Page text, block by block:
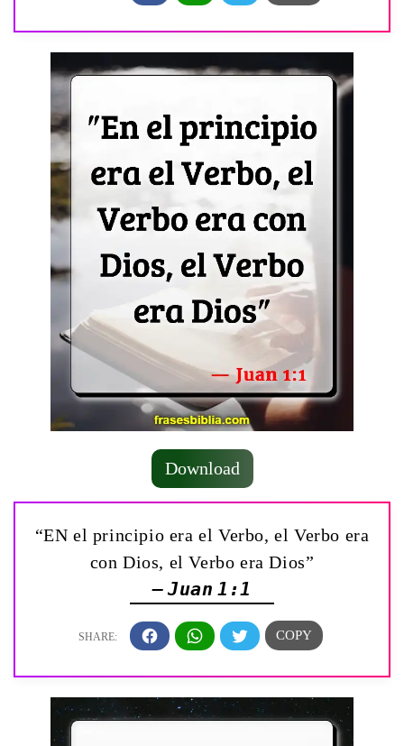
Download
“EN el principio era el Verbo, el Verbo era
con Dios, el Verbo era Dios”
— Juan 1:1